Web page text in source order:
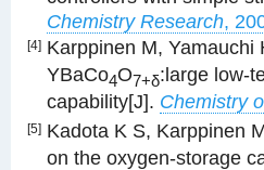
Chemistry Research,
[4] Karppinen M,
YBaCo4O7+δ:large low-
capability[J]. Chemistry
[5] Kadota K S, Karppinen
on the oxygen-storage